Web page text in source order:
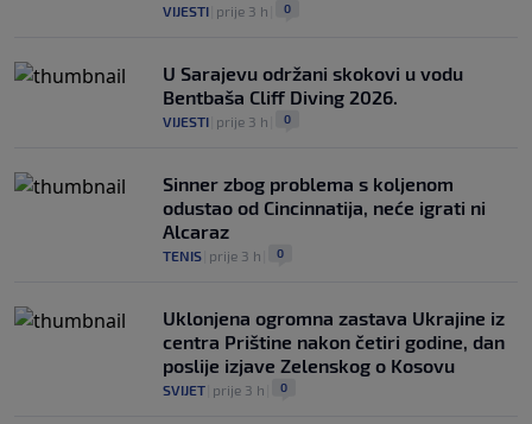
VIJESTI prije 3 h 0
U Sarajevu održani skokovi u vodu
Bentbaša Cliff Diving 2026.
VIJESTI prije 3 h 0
Sinner zbog problema s koljenom
odustao od Cincinnatija, neće igrati ni
Alcaraz
TENIS prije 3 h 0
Uklonjena ogromna zastava Ukrajine iz
centra Prištine nakon četiri godine, dan
poslije izjave Zelenskog o Kosovu
SVIJET prije 3 h 0